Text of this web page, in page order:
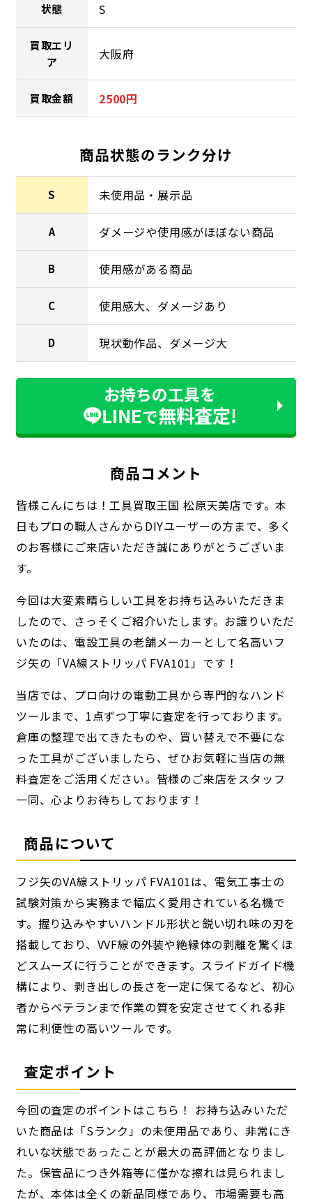
状態 S
買取エリ
ア
大阪府
買取金額 2500円
商品状態のランク分け
S 未使用品・展示品
A ダメージや使用感がほぼない商品
B 使用感がある商品
C 使用感大、ダメージあり
D 現状動作品、ダメージ大
お持ちの工具を
LINEで無料査定!
商品コメント
皆様こんにちは！工具買取王国 松原天美店です。本
日もプロの職人さんからDIYユーザーの方まで、 多く
のお客様にご来店いただき誠にありがとうございま
す。
今回は大変素晴らしい工具をお持ち込みいただきま
したので、 さっそくご紹介いたします。 お譲りいただ
いたのは、 電設工具の老舗メーカーとして名高いフ
ジ矢の「VA線ストリッパ FVA101」です！
当店では、 プロ向けの電動工具から専門的なハンド
ツールまで、 1点ずつ丁寧に査定を行っております。
倉庫の整理で出てきたものや、 買い替えで不要にな
った工具がございましたら、ぜひお気軽に当店の無
料査定をご活用ください。 皆様のご来店をスタッフ
一同、心よりお待ちしております！
商品について
フジ矢のVA線ストリッパ FVA101は、 電気工事士の
試験対策から実務まで幅広く愛用されている名機で
す。 握り込みやすいハンドル形状と鋭い切れ味の刃を
搭載しており、 VVF線の外装や絶縁体の剥離を驚くほ
どスムーズに行うことができます。 スライドガイド機
構により、 剥き出しの長さを一定に保てるなど、 初心
者からベテランまで作業の質を安定させてくれる非
常に利便性の高いツールです。
査定ポイント
今回の査定のポイントはこちら！ お持ち込みいただ
いた商品は「Sランク」の未使用品であり、 非常にき
れいな状態であったことが最大の高評価となりまし
た。 保管品につき外箱等に僅かな擦れは見られまし
たが、本体は全くの新品同様であり、 市場需要も高